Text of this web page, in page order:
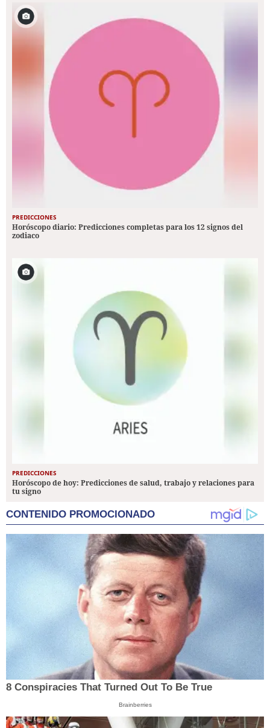
PREDICCIONES
Horóscopo diario: Predicciones completas para los 12 signos del
zodiaco
PREDICCIONES
Horóscopo de hoy: Predicciones de salud, trabajo y relaciones para
tu signo
CONTENIDO PROMOCIONADO
8 Conspiracies That Turned Out To Be True
Brainberries